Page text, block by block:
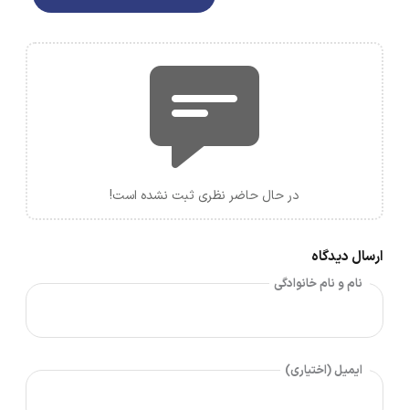
در حال حاضر نظری ثبت نشده است!
ارسال دیدگاه
نام و نام خانوادگی
ایمیل (اختیاری)